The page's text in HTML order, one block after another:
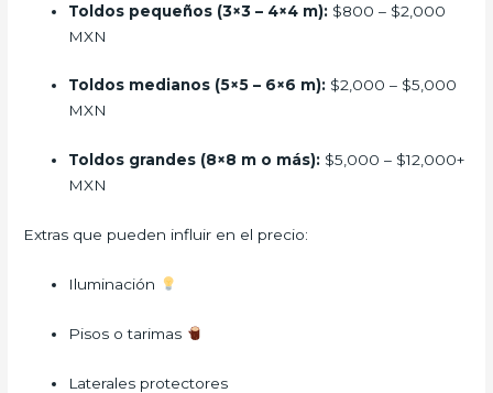
Toldos pequeños (3×3 – 4×4 m): $800 – $2,000
MXN
Toldos medianos (5×5 – 6×6 m): $2,000 – $5,000
MXN
Toldos grandes (8×8 m o más): $5,000 – $12,000+
MXN
Extras que pueden influir en el precio:
Iluminación
Pisos o tarimas
Laterales protectores